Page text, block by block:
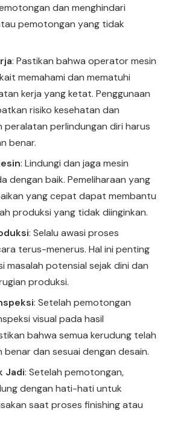
dan menghindari
pemotongan yang tidak
: Pastikan bahwa operator mesin
memahami dan mematuhi
kerja yang ketat. Penggunaan
risiko kesehatan dan
peralatan perlindungan diri harus
benar.
: Lindungi dan jaga mesin
dengan baik. Pemeliharaan yang
yang cepat dapat membantu
produksi yang tidak diinginkan.
: Selalu awasi proses
terus-menerus. Hal ini penting
masalah potensial sejak dini dan
produksi.
: Setelah pemotongan
visual pada hasil
bahwa semua kerudung telah
dan sesuai dengan desain.
Jadi: Setelah pemotongan,
dengan hati-hati untuk
saat proses finishing atau